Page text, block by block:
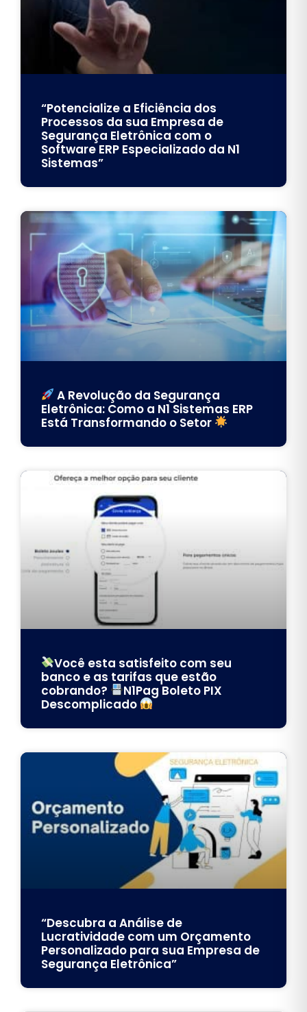
“Potencialize a Eficiência dos
Processos da sua Empresa de
Segurança Eletrônica com o
Software ERP Especializado da N1
Sistemas”
A Revolução da Segurança
Eletrônica: Como a N1 Sistemas ERP
Está Transformando o Setor
Você esta satisfeito com seu
banco e as tarifas que estão
cobrando?
N1Pag Boleto PIX
Descomplicado
“Descubra a Análise de
Lucratividade com um Orçamento
Personalizado para sua Empresa de
Segurança Eletrônica”